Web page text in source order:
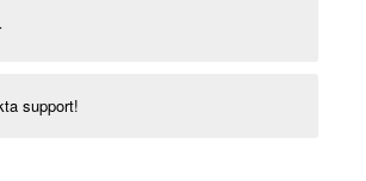
support!